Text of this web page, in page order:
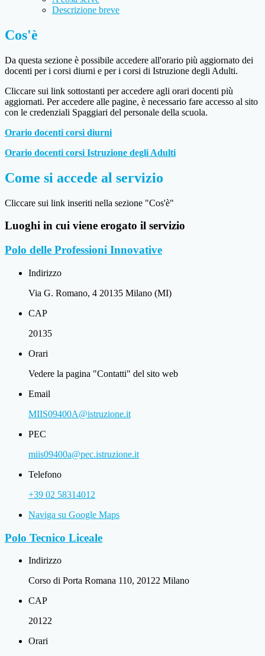
Descrizione breve
Cos'è
Da questa sezione è possibile accedere all'orario più aggiornato dei
docenti per i corsi diurni e per i corsi di Istruzione degli Adulti.
Cliccare sui link sottostanti per accedere agli orari docenti più
aggiornati. Per accedere alle pagine, è necessario fare accesso al sito
con le credenziali Spaggiari del personale della scuola.
Orario docenti corsi diurni
Orario docenti corsi Istruzione degli Adulti
Come si accede al servizio
Cliccare sui link inseriti nella sezione "Cos'è"
Luoghi in cui viene erogato il servizio
Polo delle Professioni Innovative
Indirizzo
Via G. Romano, 4 20135 Milano (MI)
CAP
20135
Orari
Vedere la pagina "Contatti" del sito web
Email
MIIS09400A@istruzione.it
PEC
miis09400a@pec.istruzione.it
Telefono
+39 02 58314012
Naviga su Google Maps
Polo Tecnico Liceale
Indirizzo
Corso di Porta Romana 110, 20122 Milano
CAP
20122
Orari